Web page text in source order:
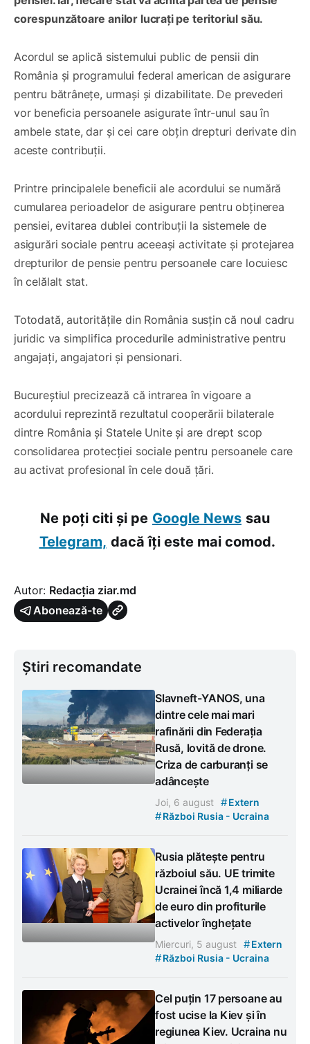
corespunzătoare anilor lucrați pe teritoriul său.
Acordul se aplică sistemului public de pensii din
România și programului federal american de asigurare
pentru bătrânețe, urmași și dizabilitate. De prevederi
vor beneficia persoanele asigurate într-unul sau în
ambele state, dar și cei care obțin drepturi derivate din
aceste contribuții.
Printre principalele beneficii ale acordului se numără
cumularea perioadelor de asigurare pentru obținerea
pensiei, evitarea dublei contribuții la sistemele de
asigurări sociale pentru aceeași activitate și protejarea
drepturilor de pensie pentru persoanele care locuiesc
în celălalt stat.
Totodată, autoritățile din România susțin că noul cadru
juridic va simplifica procedurile administrative pentru
angajați, angajatori și pensionari.
Bucureștiul precizează că intrarea în vigoare a
acordului reprezintă rezultatul cooperării bilaterale
dintre România și Statele Unite și are drept scop
consolidarea protecției sociale pentru persoanele care
au activat profesional în cele două țări.
Ne poți citi și pe Google News sau
Telegram, dacă îți este mai comod.
Autor: Redacția ziar.md
Abonează-te
Știri recomandate
Slavneft-YANOS, una
dintre cele mai mari
rafinării din Federația
Rusă, lovită de drone.
Criza de carburanți se
adâncește
Joi, 6 august #Extern
#Război Rusia - Ucraina
Rusia plătește pentru
războiul său. UE trimite
Ucrainei încă 1,4 miliarde
de euro din profiturile
activelor înghețate
Miercuri, 5 august #Extern
#Război Rusia - Ucraina
Cel puțin 17 persoane au
fost ucise la Kiev și în
regiunea Kiev. Ucraina nu